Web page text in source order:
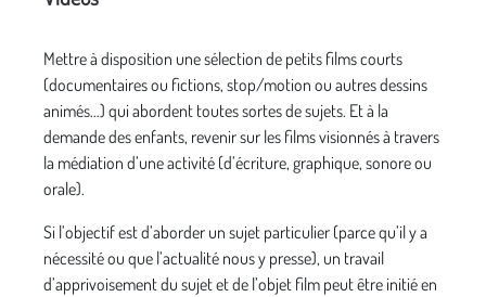
Mettre à disposition une sélection de petits films courts
(documentaires ou fictions, stop/motion ou autres dessins
animés…) qui abordent toutes sortes de sujets. Et à la
demande des enfants, revenir sur les films visionnés à travers
la médiation d’une activité (d’écriture, graphique, sonore ou
orale).
Si l’objectif est d’aborder un sujet particulier (parce qu’il y a
nécessité ou que l’actualité nous y presse), un travail
d’apprivoisement du sujet et de l’objet film peut être initié en